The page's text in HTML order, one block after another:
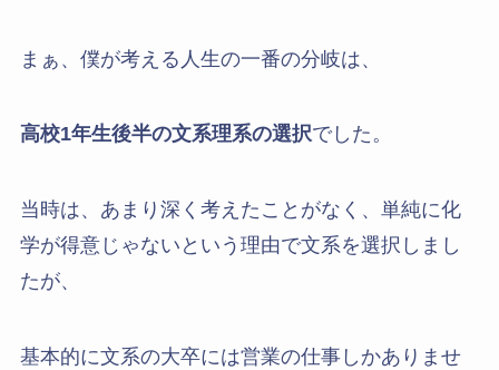
まぁ、僕が考える人生の一番の分岐は、
高校1年生後半の文系理系の選択でした。
当時は、あまり深く考えたことがなく、単純に化
学が得意じゃないという理由で文系を選択しまし
たが、
基本的に文系の大卒には営業の仕事しかありませ